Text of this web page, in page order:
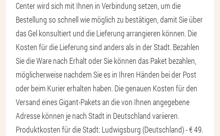
Center wird sich mit Ihnen in Verbindung setzen, um die
Bestellung so schnell wie möglich zu bestätigen, damit Sie über
das Gel konsultiert und die Lieferung arrangieren können. Die
Kosten für die Lieferung sind anders als in der Stadt. Bezahlen
Sie die Ware nach Erhalt oder Sie können das Paket bezahlen,
möglicherweise nachdem Sie es in Ihren Händen bei der Post
oder beim Kurier erhalten haben. Die genauen Kosten für den
Versand eines Gigant-Pakets an die von Ihnen angegebene
Adresse können je nach Stadt in Deutschland variieren.
Produktkosten für die Stadt: Ludwigsburg (Deutschland) - € 49.